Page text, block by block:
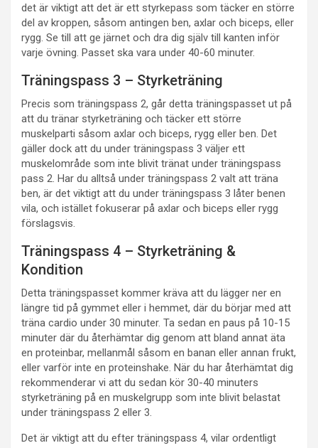
det är viktigt att det är ett styrkepass som täcker en större
del av kroppen, såsom antingen ben, axlar och biceps, eller
rygg. Se till att ge järnet och dra dig själv till kanten inför
varje övning. Passet ska vara under 40-60 minuter.
Träningspass 3 – Styrketräning
Precis som träningspass 2, går detta träningspasset ut på
att du tränar styrketräning och täcker ett större
muskelparti såsom axlar och biceps, rygg eller ben. Det
gäller dock att du under träningspass 3 väljer ett
muskelområde som inte blivit tränat under träningspass
pass 2. Har du alltså under träningspass 2 valt att träna
ben, är det viktigt att du under träningspass 3 låter benen
vila, och istället fokuserar på axlar och biceps eller rygg
förslagsvis.
Träningspass 4 – Styrketräning &
Kondition
Detta träningspasset kommer kräva att du lägger ner en
längre tid på gymmet eller i hemmet, där du börjar med att
träna cardio under 30 minuter. Ta sedan en paus på 10-15
minuter där du återhämtar dig genom att bland annat äta
en proteinbar, mellanmål såsom en banan eller annan frukt,
eller varför inte en proteinshake. När du har återhämtat dig
rekommenderar vi att du sedan kör 30-40 minuters
styrketräning på en muskelgrupp som inte blivit belastat
under träningspass 2 eller 3.
Det är viktigt att du efter träningspass 4, vilar ordentligt